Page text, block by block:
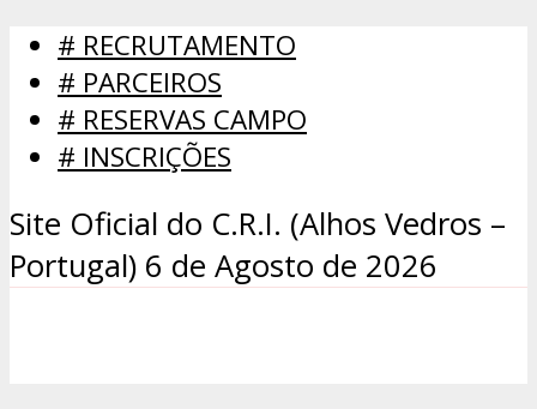
# RECRUTAMENTO
# PARCEIROS
# RESERVAS CAMPO
# INSCRIÇÕES
Site Oficial do C.R.I. (Alhos Vedros –
Portugal) 6 de Agosto de 2026